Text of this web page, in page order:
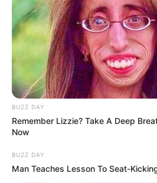
Arthrologist Begs To Stop
Do This Instead
FORGE BODY
BUZZ DAY
Remember Lizzie? Take A Deep
Now
BUZZ DAY
Man Teaches Lesson To Seat-